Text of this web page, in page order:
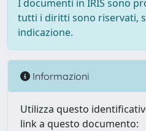
I documenti in IRIS sono
tutti i diritti sono riservati,
indicazione.
Informazioni
Utilizza questo
link a questo documento: